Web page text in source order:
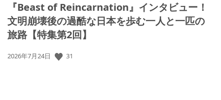
『Beast of Reincarnation』インタビュー！
文明崩壊後の過酷な日本を歩む一人と一匹の
旅路【特集第2回】
公
2026年7月24日 31